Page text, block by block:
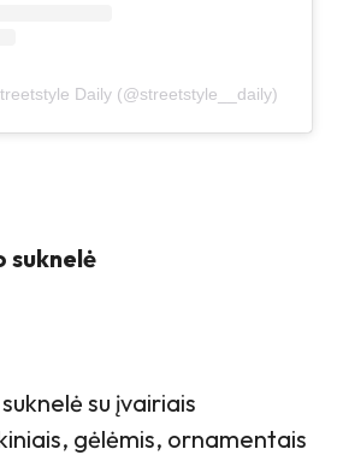
Daily (@streetstyle__daily)
suknelė
su įvairiais
gėlėmis, ornamentais